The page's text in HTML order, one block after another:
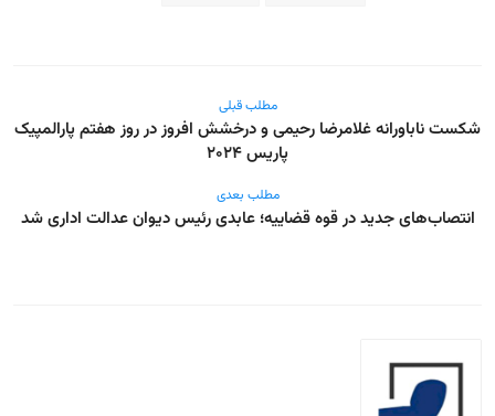
مطلب قبلی
شکست ناباورانه غلامرضا رحیمی و درخشش افروز در روز هفتم پارالمپیک
پاریس ۲۰۲۴
مطلب بعدی
انتصاب‌های جدید در قوه قضاییه؛ عابدی رئیس دیوان عدالت اداری شد